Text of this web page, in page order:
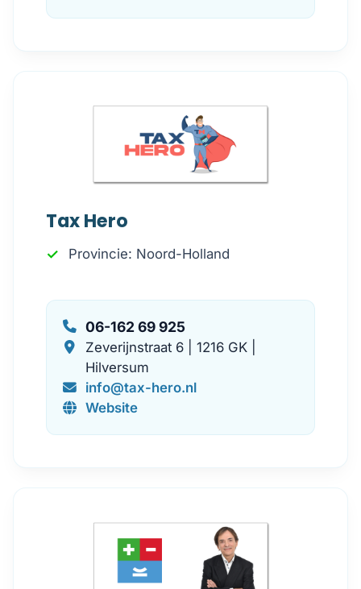
Tax Hero
Provincie: Noord-Holland
06-162 69 925
Zeverijnstraat 6 | 1216 GK |
Hilversum
info@tax-hero.nl
Website